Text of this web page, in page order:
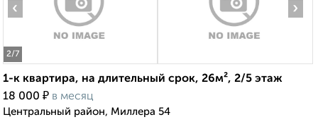
2/7
‹ ›
1-к квартира, на длительный срок, 26м², 2/5 этаж
18 000 ₽ в месяц
Центральный район, Миллера 54